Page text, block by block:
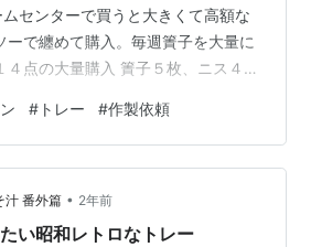
センターで買うと大きくて高額な
ーで纏めて購入。毎週簀子を大量に
４点の大量購入 簀子５枚、ニス４種
同じです。新たなニスを入手したの
ようと思います。今回購入した簀子
り」です。 分解するのが簡単で、
。行けるところまで一気に 進めま
す 前回の余りもありますが、３台
# トレー #作製依頼
汁 番外篇 • 2年前
い昭和レトロなトレー